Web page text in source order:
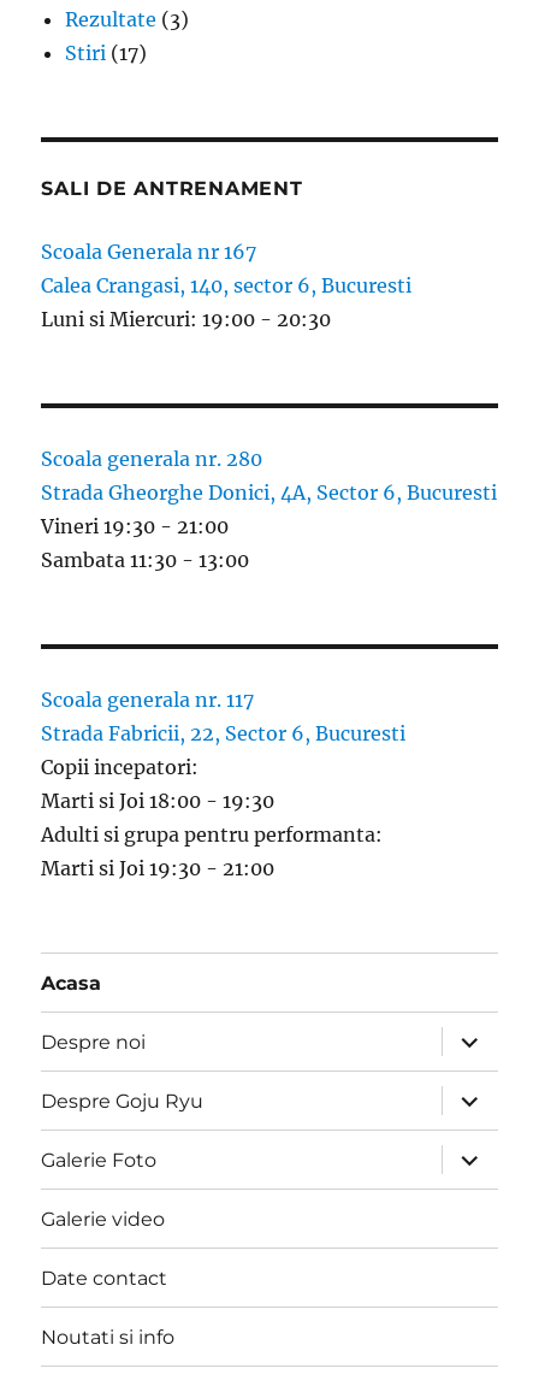
Rezultate (3)
Stiri (17)
SALI DE ANTRENAMENT
Scoala Generala nr 167
Calea Crangasi, 140, sector 6, Bucuresti
Luni si Miercuri: 19:00 - 20:30
Scoala generala nr. 280
Strada Gheorghe Donici, 4A, Sector 6, Bucuresti
Vineri 19:30 - 21:00
Sambata 11:30 - 13:00
Scoala generala nr. 117
Strada Fabricii, 22, Sector 6, Bucuresti
Copii incepatori:
Marti si Joi 18:00 - 19:30
Adulti si grupa pentru performanta:
Marti si Joi 19:30 - 21:00
Acasa
Despre noi
expand
child
menu
Despre Goju Ryu
expand
child
menu
Galerie Foto
expand
child
menu
Galerie video
Date contact
Noutati si info